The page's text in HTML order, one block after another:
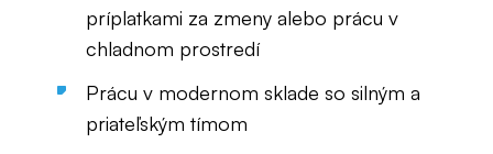
príplatkami za zmeny alebo prácu v
chladnom prostredí
Prácu v modernom sklade so silným a
priateľským tímom